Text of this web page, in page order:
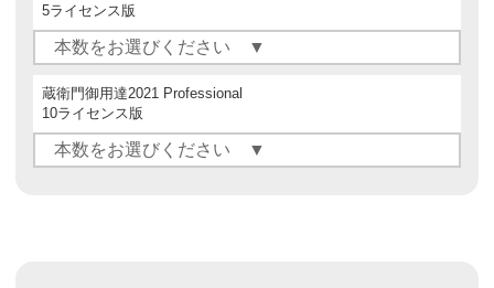
5ライセンス版
蔵衛門御用達2021 Professional
10ライセンス版